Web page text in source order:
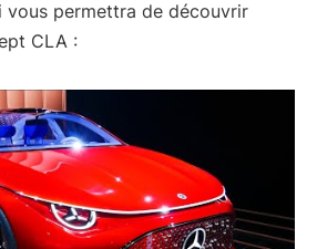
vous permettra de découvrir
CLA :